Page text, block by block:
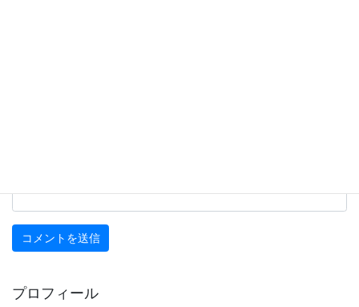
プロフィール